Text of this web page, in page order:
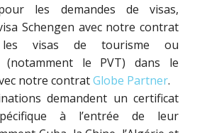
les demandes de visas,
Schengen avec notre contrat
visas de tourisme ou
(notamment le PVT) dans le
notre contratGlobe Partner.
demandent un certificat
à l’entrée de leur